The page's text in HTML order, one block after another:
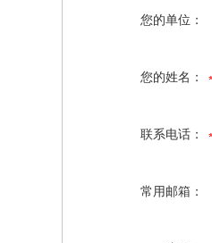
您的单位：
您的姓名：
联系电话：
常用邮箱：